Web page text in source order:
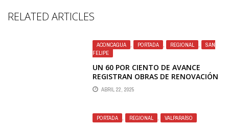
RELATED ARTICLES
ACONCAGUA , PORTADA , REGIONAL ,
SAN
FELIPE
UN 60 POR CIENTO DE AVANCE
REGISTRAN OBRAS DE RENOVACIÓN
DE REDES DE ESVAL EN CURIMÓN
ABRIL 22, 2025
PORTADA , REGIONAL , VALPARAÍSO